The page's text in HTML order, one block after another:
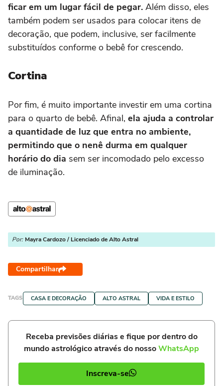
ficar em um lugar fácil de pegar. Além disso, eles
também podem ser usados para colocar itens de
decoração, que podem, inclusive, ser facilmente
substituídos conforme o bebê for crescendo.
Cortina
Por fim, é muito importante investir em uma cortina
para o quarto de bebê. Afinal, ela ajuda a controlar
a quantidade de luz que entra no ambiente,
permitindo que o nenê durma em qualquer
horário do dia sem ser incomodado pelo excesso
de iluminação.
Por: Mayra Cardozo / Licenciado de Alto Astral
Compartilhar
TAGS CASA E DECORAÇÃO ALTO ASTRAL VIDA E ESTILO
Receba previsões diárias e fique por dentro do
mundo astrológico através do nossoWhatsApp
Inscreva-se